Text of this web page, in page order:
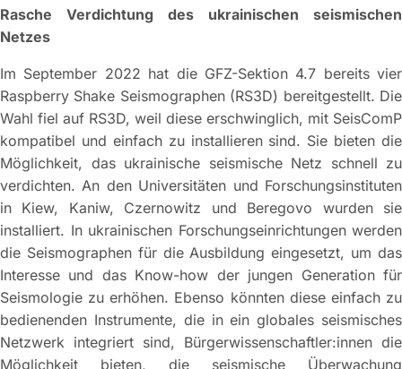
Rasche Verdichtung des ukrainischen seismischen
Netzes
Im September 2022 hat die GFZ-Sektion 4.7 bereits vier
Raspberry Shake Seismographen (RS3D) bereitgestellt. Die
Wahl fiel auf RS3D, weil diese erschwinglich, mit SeisComP
kompatibel und einfach zu installieren sind. Sie bieten die
Möglichkeit, das ukrainische seismische Netz schnell zu
verdichten. An den Universitäten und Forschungsinstituten
in Kiew, Kaniw, Czernowitz und Beregovo wurden sie
installiert. In ukrainischen Forschungseinrichtungen werden
die Seismographen für die Ausbildung eingesetzt, um das
Interesse und das Know-how der jungen Generation für
Seismologie zu erhöhen. Ebenso könnten diese einfach zu
bedienenden Instrumente, die in ein globales seismisches
Netzwerk integriert sind, Bürgerwissenschaftler:innen die
Möglichkeit bieten, die seismische Überwachung